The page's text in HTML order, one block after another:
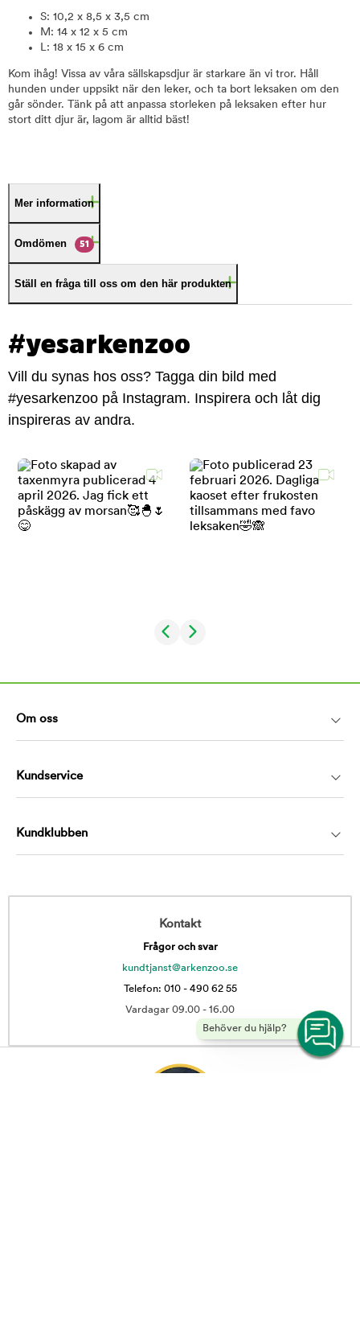
S: 10,2 x 8,5 x 3,5 cm
M: 14 x 12 x 5 cm
L: 18 x 15 x 6 cm
Kom ihåg! Vissa av våra sällskapsdjur är starkare än vi tror. Håll
hunden under uppsikt när den leker, och ta bort leksaken om den
går sönder. Tänk på att anpassa storleken på leksaken efter hur
stort ditt djur är, lagom är alltid bäst!
Mer information
Omdömen 51
Ställ en fråga till oss om den här produkten
#yesarkenzoo
Vill du synas hos oss? Tagga din bild med
#yesarkenzoo på Instagram. Inspirera och låt dig
inspireras av andra.
Behöver du hjälp?
Om oss
Kundservice
Kundklubben
Kontakt
Frågor och svar
kundtjanst@arkenzoo.se
Telefon: 010 - 490 62 55
Vardagar 09.00 - 16.00